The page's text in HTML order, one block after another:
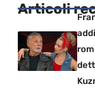
Articoli